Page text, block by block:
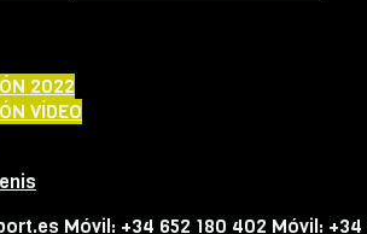
2022
VÍDEO
Móvil: +34 652 180 402 Móvil: +34